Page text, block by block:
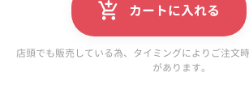
カートに入れる
店頭でも販売している為、タイミングによりご注文
があります。